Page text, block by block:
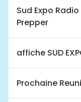
Sud Expo
Prepper
affiche SUD
Prochaine